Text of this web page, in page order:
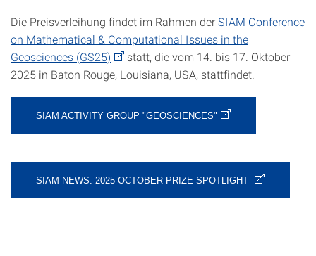
Die Preisverleihung findet im Rahmen derSIAM Conference
on Mathematical & Computational Issues in the
Geosciences (GS25)
statt, die vom 14. bis 17. Oktober
2025 in Baton Rouge, Louisiana, USA, stattfindet.
SIAM ACTIVITY GROUP "GEOSCIENCES"
SIAM NEWS: 2025 OCTOBER PRIZE SPOTLIGHT